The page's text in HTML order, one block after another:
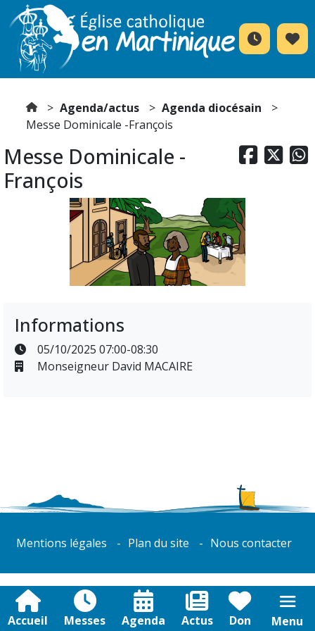
Accueil Messes Agenda Actus Don Menu
Agenda/actus
Agenda diocésain
Messe Dominicale -François
  
Messe Dominicale -
François
Informations
05/10/2025 07:00-08:30
Monseigneur David MACAIRE
Mentions légales Plan du site Nous contacter